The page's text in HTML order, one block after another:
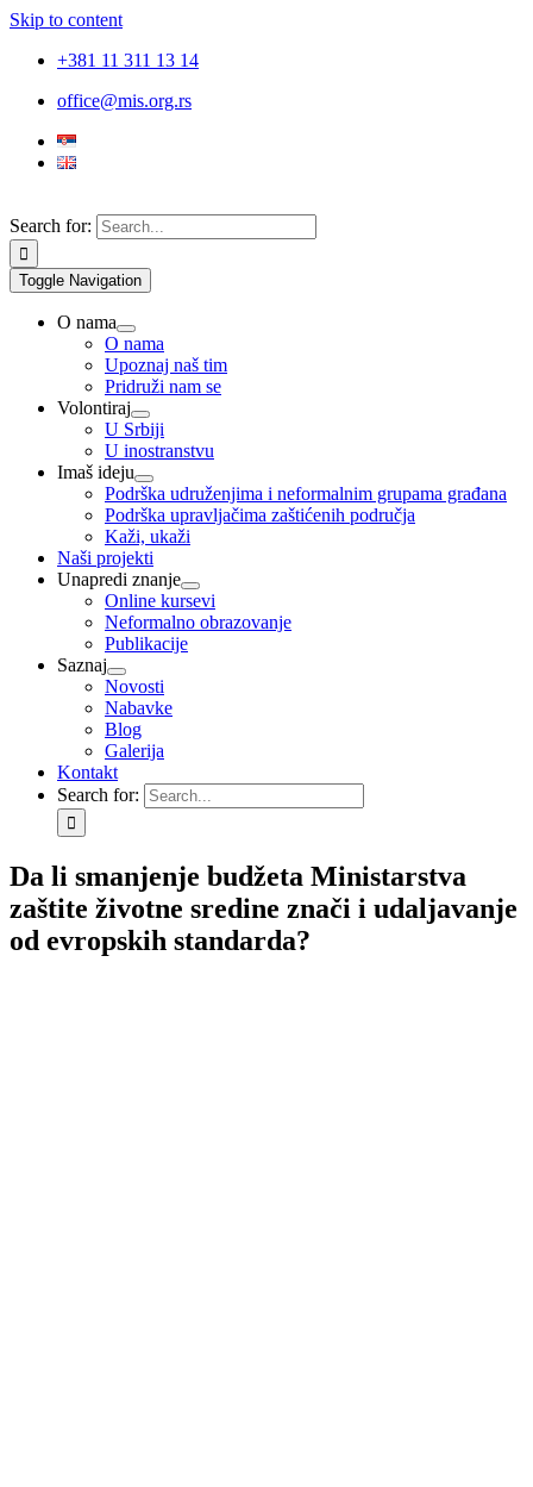
Skip to content
+381 11 311 13 14
office@mis.org.rs
Search for:
Toggle Navigation
O nama
O nama
Upoznaj naš tim
Pridruži nam se
Volontiraj
U Srbiji
U inostranstvu
Imaš ideju
Podrška udruženjima i neformalnim grupama građana
Podrška upravljačima zaštićenih područja
Kaži, ukaži
Naši projekti
Unapredi znanje
Online kursevi
Neformalno obrazovanje
Publikacije
Saznaj
Novosti
Nabavke
Blog
Galerija
Kontakt
Search for:
Da li smanjenje budžeta Ministarstva
zaštite životne sredine znači i udaljavanje
od evropskih standarda?